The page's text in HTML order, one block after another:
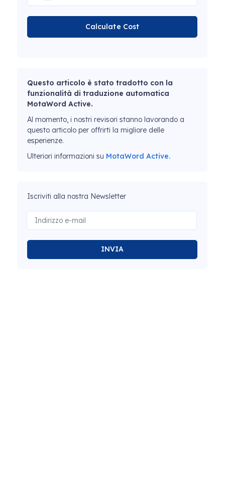
Calculate Cost
Questo articolo è stato tradotto con la
funzionalità di traduzione automatica
MotaWord Active.
Al momento, i nostri revisori stanno lavorando a
questo articolo per offrirti la migliore delle
esperienze.
Ulteriori informazioni su MotaWord Active.
Iscriviti alla nostra Newsletter
INVIA